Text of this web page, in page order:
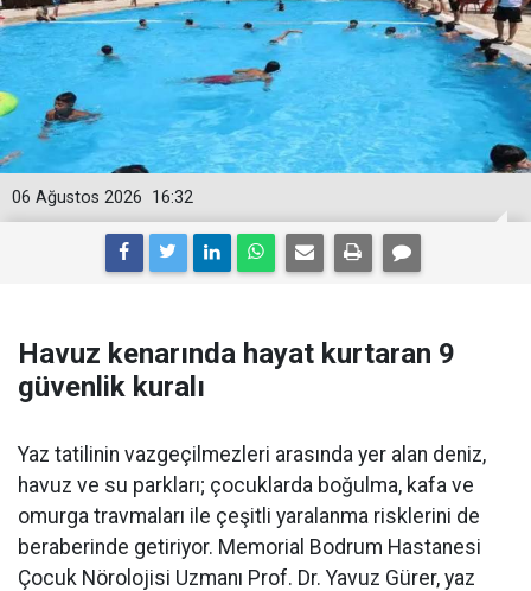
16:32
06 Ağustos 2026
Havuz kenarında hayat kurtaran 9
güvenlik kuralı
Yaz tatilinin vazgeçilmezleri arasında yer alan deniz,
havuz ve su parkları; çocuklarda boğulma, kafa ve
omurga travmaları ile çeşitli yaralanma risklerini de
beraberinde getiriyor. Memorial Bodrum Hastanesi
Çocuk Nörolojisi Uzmanı Prof. Dr. Yavuz Gürer, yaz